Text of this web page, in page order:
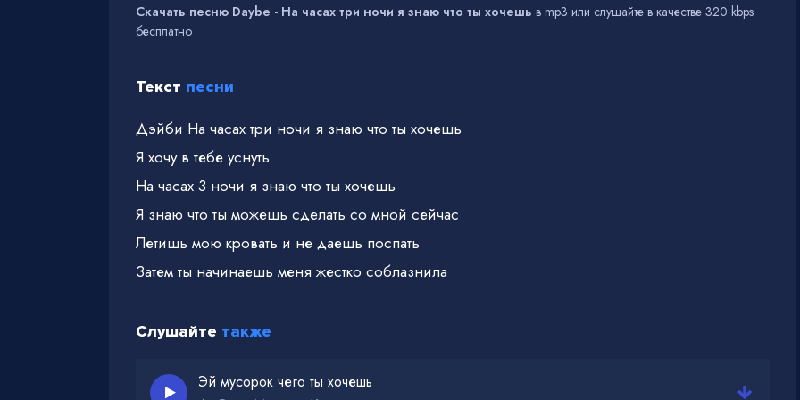
Скачать песню Daybe - На часах три ночи я знаю что ты хочешь в mp3 или слушайте в качестве 320 kbps
бесплатно
Текст песни
Дэйби На часах три ночи я знаю что ты хочешь
Я хочу в тебе уснуть
На часах 3 ночи я знаю что ты хочешь
Я знаю что ты можешь сделать со мной сейчас
Летишь мою кровать и не даешь поспать
Затем ты начинаешь меня жестко соблазнила
Слушайте также
Эй мусорок чего ты хочешь